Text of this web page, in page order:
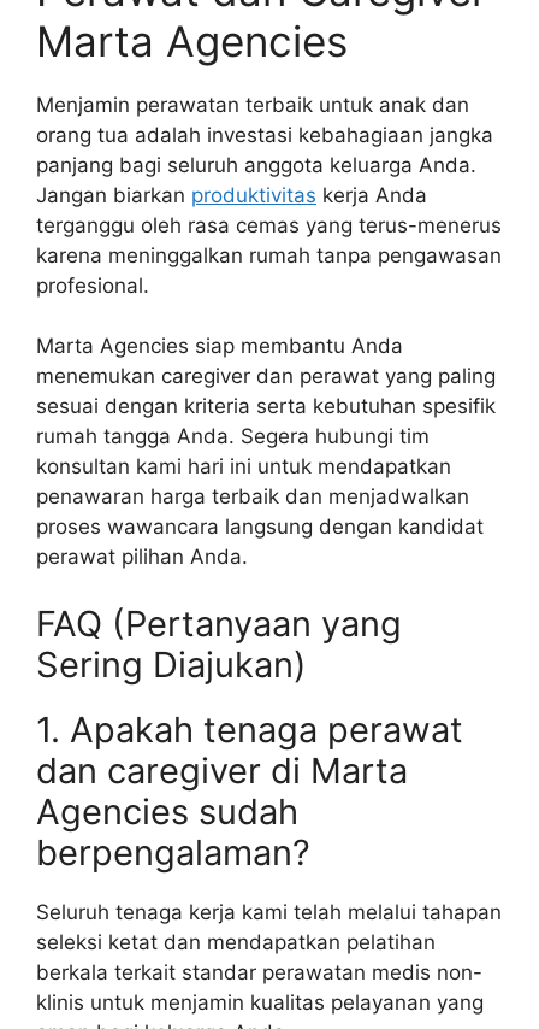
Marta Agencies
Menjamin perawatan terbaik untuk anak dan
orang tua adalah investasi kebahagiaan jangka
panjang bagi seluruh anggota keluarga Anda.
Jangan biarkan produktivitas kerja Anda
terganggu oleh rasa cemas yang terus-menerus
karena meninggalkan rumah tanpa pengawasan
profesional.
Marta Agencies siap membantu Anda
menemukan caregiver dan perawat yang paling
sesuai dengan kriteria serta kebutuhan spesifik
rumah tangga Anda. Segera hubungi tim
konsultan kami hari ini untuk mendapatkan
penawaran harga terbaik dan menjadwalkan
proses wawancara langsung dengan kandidat
perawat pilihan Anda.
FAQ (Pertanyaan yang
Sering Diajukan)
1. Apakah tenaga perawat
dan caregiver di Marta
Agencies sudah
berpengalaman?
Seluruh tenaga kerja kami telah melalui tahapan
seleksi ketat dan mendapatkan pelatihan
berkala terkait standar perawatan medis non-
klinis untuk menjamin kualitas pelayanan yang